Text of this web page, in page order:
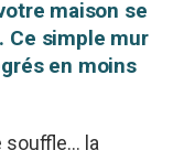
maison se
Ce simple mur
en moins
souffle… la